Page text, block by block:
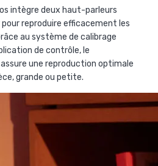
intègre deux haut-parleurs
reproduire efficacement les
au système de calibrage
de contrôle, le
assure une reproduction optimale
grande ou petite.